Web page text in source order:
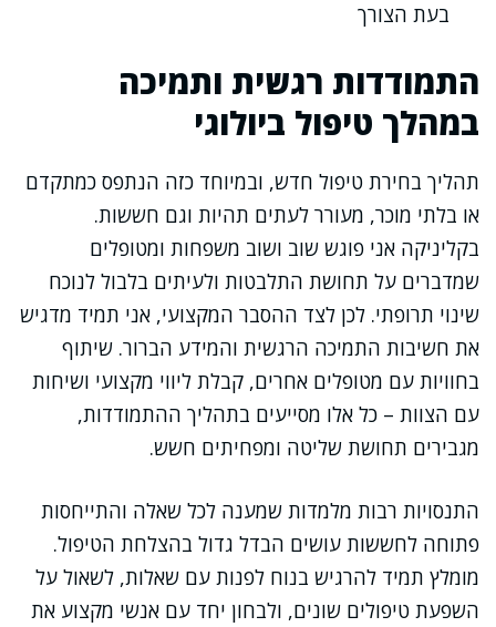
בעת הצורך
התמודדות רגשית ותמיכה
במהלך טיפול ביולוגי
תהליך בחירת טיפול חדש, ובמיוחד כזה הנתפס כמתקדם
או בלתי מוכר, מעורר לעתים תהיות וגם חששות.
בקליניקה אני פוגש שוב ושוב משפחות ומטופלים
שמדברים על תחושת התלבטות ולעיתים בלבול לנוכח
שינוי תרופתי. לכן לצד ההסבר המקצועי, אני תמיד מדגיש
את חשיבות התמיכה הרגשית והמידע הברור. שיתוף
בחוויות עם מטופלים אחרים, קבלת ליווי מקצועי ושיחות
עם הצוות – כל אלו מסייעים בתהליך ההתמודדות,
מגבירים תחושת שליטה ומפחיתים חשש.
התנסויות רבות מלמדות שמענה לכל שאלה והתייחסות
פתוחה לחששות עושים הבדל גדול בהצלחת הטיפול.
מומלץ תמיד להרגיש בנוח לפנות עם שאלות, לשאול על
השפעת טיפולים שונים, ולבחון יחד עם אנשי מקצוע את